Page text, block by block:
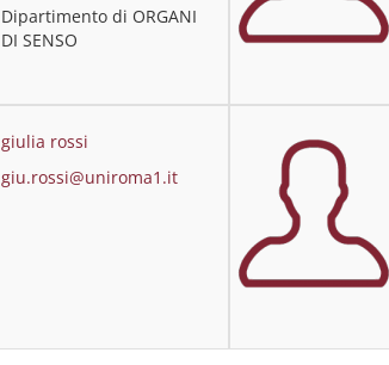
Dipartimento di ORGANI
DI SENSO
giulia rossi
giu.rossi@uniroma1.it